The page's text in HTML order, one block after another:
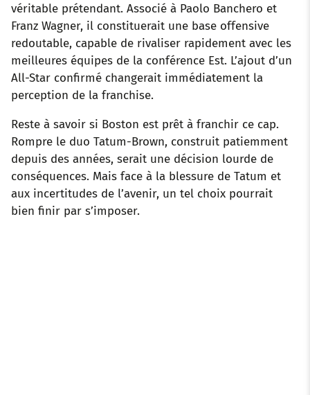
véritable prétendant. Associé à Paolo Banchero et
Franz Wagner, il constituerait une base offensive
redoutable, capable de rivaliser rapidement avec les
meilleures équipes de la conférence Est. L’ajout d’un
All-Star confirmé changerait immédiatement la
perception de la franchise.
Reste à savoir si Boston est prêt à franchir ce cap.
Rompre le duo Tatum-Brown, construit patiemment
depuis des années, serait une décision lourde de
conséquences. Mais face à la blessure de Tatum et
aux incertitudes de l’avenir, un tel choix pourrait
bien finir par s’imposer.